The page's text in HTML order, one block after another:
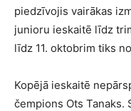
piedzīvojis vairākas
junioru ieskaitē līdz
līdz 11. oktobrim tiks
Kopējā ieskaitē
čempions Ots Tanaks.